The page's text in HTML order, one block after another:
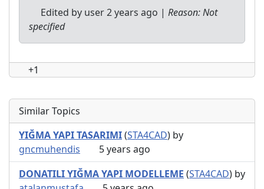
Edited by user2 years ago | Reason: Not
specified
+1
Similar Topics
YIĞMA YAPI TASARIMI(STA4CAD) by
gncmuhendis
5 years ago
DONATILI YIĞMA YAPI MODELLEME (STA4CAD) by